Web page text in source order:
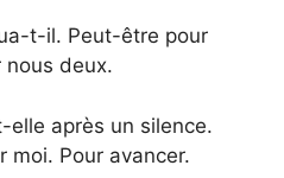
t-il. Peut-être pour
nous deux.
après un silence.
moi. Pour avancer.